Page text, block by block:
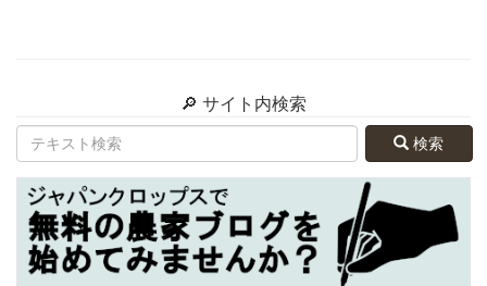
🔎 サイト内検索
検索